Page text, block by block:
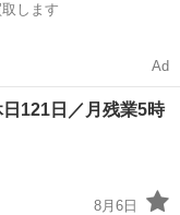
します
Ad
121日／月残業5時
8月6日